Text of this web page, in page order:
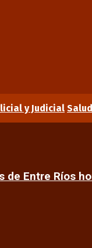
y Judicial Salud
de Entre Ríos